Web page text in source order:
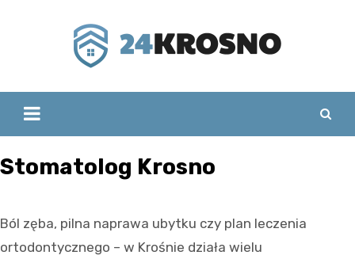
Stomatolog Krosno
Ból zęba, pilna naprawa ubytku czy plan leczenia
ortodontycznego – w Krośnie działa wielu